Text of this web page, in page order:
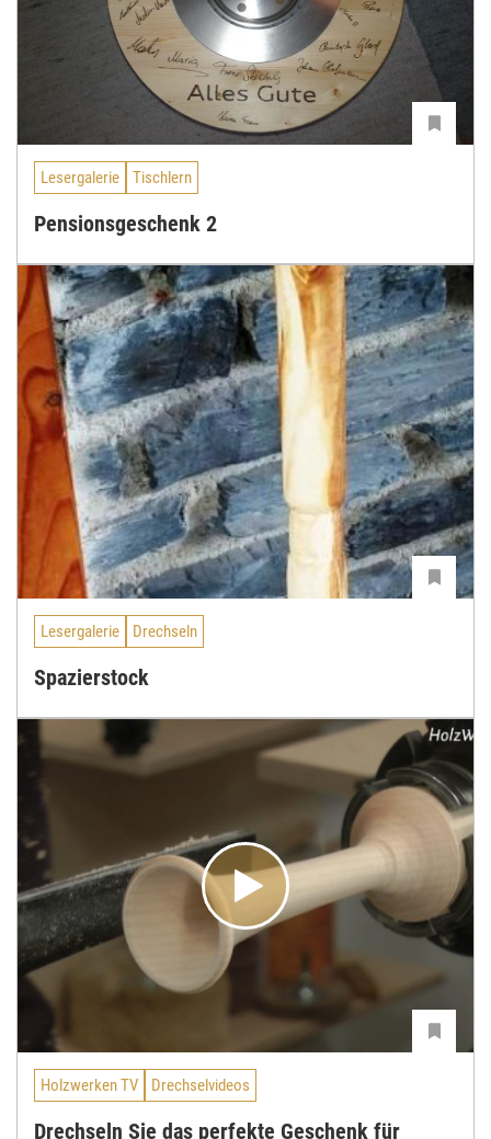
Lesergalerie Tischlern
Pensionsgeschenk 2
Lesergalerie Drechseln
Spazierstock
Holzwerken TV Drechselvideos
Drechseln Sie das perfekte Geschenk für